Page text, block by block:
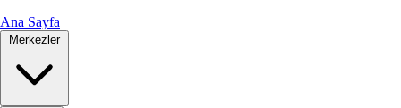
Ana Sayfa
Merkezler